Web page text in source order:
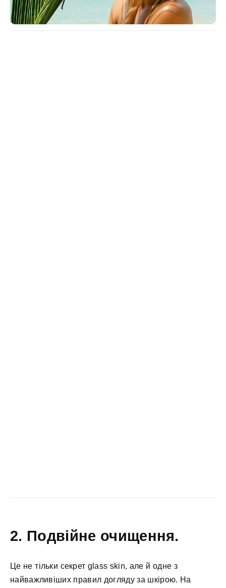
2. Подвійне очищення.
Це не тільки секрет glass skin, але й одне з
найважливіших правил догляду за шкірою. На